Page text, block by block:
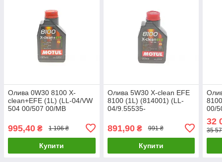
Олива 0W30 8100 X-
clean+EFE (1L) (LL-04/VW
504 00/507 00/MB
(111657) MOTUL 853911
UA61
995,40 ₴ 1 106 ₴
Купити
Олива 5W30 X-clean EFE
8100 (1L) (814001) (LL-
04/9.55535-
DEXOS2/MB 229.52)
MOTUL 814001 UA61
891,90₴ 991 ₴
Купити
00/
32
35